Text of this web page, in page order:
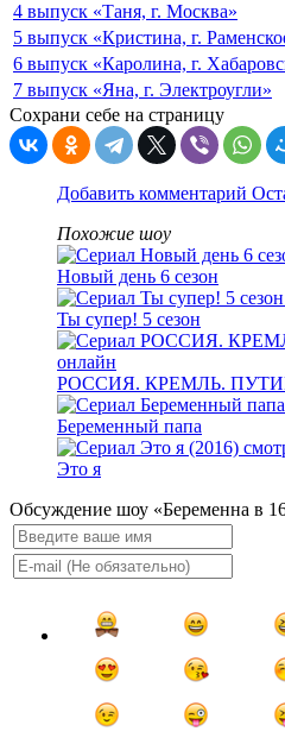
4 выпуск «Таня, г. Москва»
5 выпуск «Кристина, г.
6 выпуск «Каролина, г.
7 выпуск «Яна, г. Электроугли»
Сохрани себе на страницу
Добавить комментарий
Похожие шоу
Новый день 6 сезон
Ты супер! 5 сезон
РОССИЯ. КРЕМЛЬ.
Беременный папа
Это я
Обсуждение шоу «Беременна в